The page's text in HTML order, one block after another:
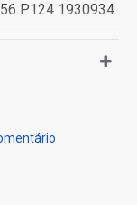
P124 1930934